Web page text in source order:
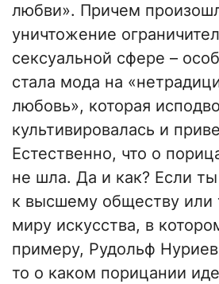
любви». Причем
уничтожение
сексуальной сфере –
стала мода на
любовь», которая
культивировалась и
Естественно, что о
не шла. Да и как? Если
к высшему обществу или
миру искусства, в
примеру, Рудольф
то о каком порицании